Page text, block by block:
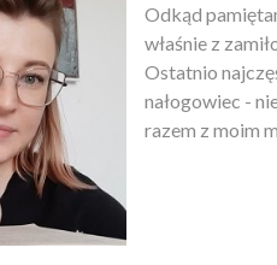
Odkąd
właśnie z
Ostatnio
nałogowiec -
razem z moim